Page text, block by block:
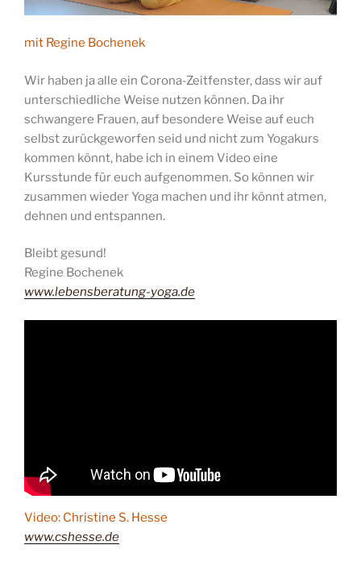
mit Regine Bochenek
Wir haben ja alle ein Corona-Zeitfenster, dass wir auf
unterschiedliche Weise nutzen können. Da ihr
schwangere Frauen, auf besondere Weise auf euch
selbst zurückgeworfen seid und nicht zum Yogakurs
kommen könnt, habe ich in einem Video eine
Kursstunde für euch aufgenommen. So können wir
zusammen wieder Yoga machen und ihr könnt atmen,
dehnen und entspannen.
Bleibt gesund!
Regine Bochenek
www.lebensberatung-yoga.de
Video: Christine S. Hesse
www.cshesse.de